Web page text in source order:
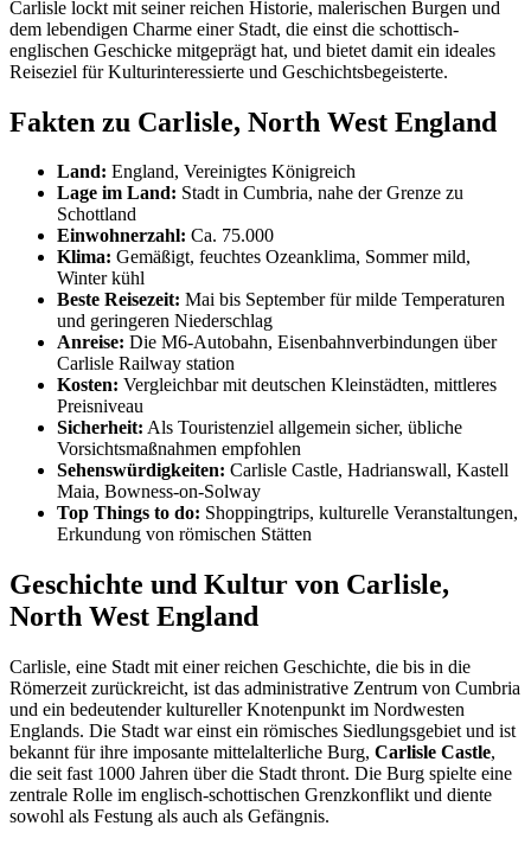
Carlisle lockt mit seiner reichen Historie, malerischen Burgen und
dem lebendigen Charme einer Stadt, die einst die schottisch-
englischen Geschicke mitgeprägt hat, und bietet damit ein ideales
Reiseziel für Kulturinteressierte und Geschichtsbegeisterte.
Fakten zu Carlisle, North West England
Land: England, Vereinigtes Königreich
Lage im Land: Stadt in Cumbria, nahe der Grenze zu
Schottland
Einwohnerzahl: Ca. 75.000
Klima: Gemäßigt, feuchtes Ozeanklima, Sommer mild,
Winter kühl
Beste Reisezeit: Mai bis September für milde Temperaturen
und geringeren Niederschlag
Anreise: Die M6-Autobahn, Eisenbahnverbindungen über
Carlisle Railway station
Kosten: Vergleichbar mit deutschen Kleinstädten, mittleres
Preisniveau
Sicherheit: Als Touristenziel allgemein sicher, übliche
Vorsichtsmaßnahmen empfohlen
Sehenswürdigkeiten: Carlisle Castle, Hadrianswall, Kastell
Maia, Bowness-on-Solway
Top Things to do: Shoppingtrips, kulturelle Veranstaltungen,
Erkundung von römischen Stätten
Geschichte und Kultur von Carlisle,
North West England
Carlisle, eine Stadt mit einer reichen Geschichte, die bis in die
Römerzeit zurückreicht, ist das administrative Zentrum von Cumbria
und ein bedeutender kultureller Knotenpunkt im Nordwesten
Englands. Die Stadt war einst ein römisches Siedlungsgebiet und ist
bekannt für ihre imposante mittelalterliche Burg, Carlisle Castle,
die seit fast 1000 Jahren über die Stadt thront. Die Burg spielte eine
zentrale Rolle im englisch-schottischen Grenzkonflikt und diente
sowohl als Festung als auch als Gefängnis.